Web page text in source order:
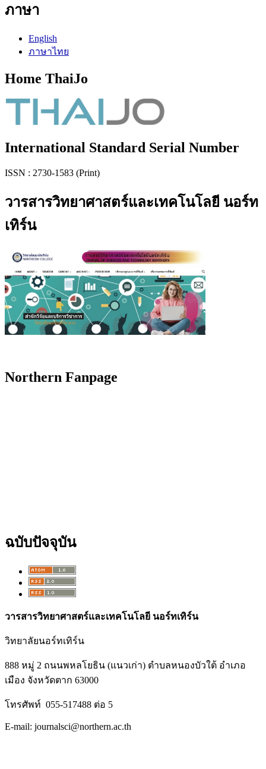
ภาษา
English
ภาษาไทย
Home ThaiJo
International Standard Serial Number
ISSN : 2730-1583 (Print)
วารสารวิทยาศาสตร์และเทคโนโลยี นอร์ท
เทิร์น
Northern Fanpage
ฉบับปัจจุบัน
วารสารวิทยาศาสตร์และเทคโนโลยี นอร์ทเทิร์น
วิทยาลัยนอร์ทเทิร์น
888 หมู่ 2 ถนนพหลโยธิน (แนวเก่า) ตำบลหนองบัวใต้ อำเภอ
เมือง จังหวัดตาก 63000
โทรศัพท์ 055-517488 ต่อ 5
E-mail: journalsci@northern.ac.th